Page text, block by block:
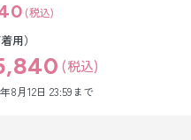
(税込)
用）
(税込)
8月12日 23:59まで